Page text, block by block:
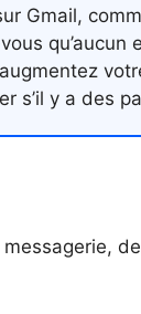
Gmail,
qu’aucun
s’il y a des